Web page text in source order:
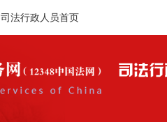
司法行政人员首页